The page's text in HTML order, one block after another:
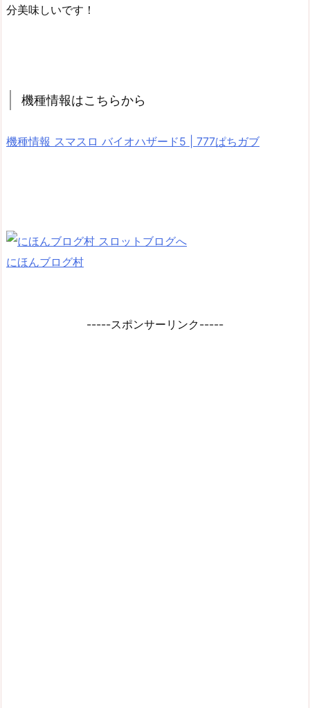
分美味しいです！
機種情報はこちらから
機種情報 スマスロ バイオハザード5 | 777ぱちガブ
にほんブログ村
-----スポンサーリンク-----